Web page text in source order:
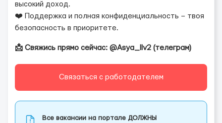
высокий доход.
❤️ Поддержка и полная конфиденциальность – твоя
безопасность в приоритете.
📩 Свяжись прямо сейчас: @Asya_llv2 (телеграм)
Связаться с работодателем
Все вакансии на портале ДОЛЖНЫ